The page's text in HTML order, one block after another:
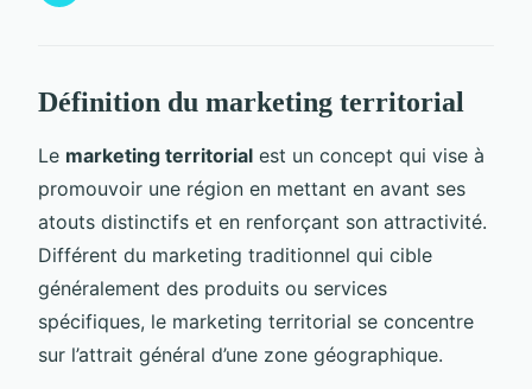
Définition du marketing territorial
Le marketing territorial est un concept qui vise à
promouvoir une région en mettant en avant ses
atouts distinctifs et en renforçant son attractivité.
Différent du marketing traditionnel qui cible
généralement des produits ou services
spécifiques, le marketing territorial se concentre
sur l’attrait général d’une zone géographique.